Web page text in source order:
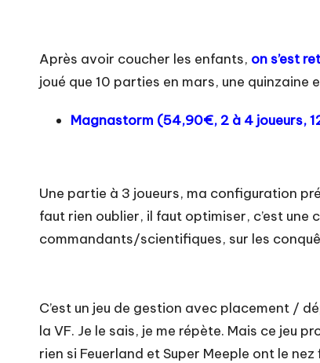
Après avoir coucher les enfants, on s’est
joué que 10 parties en mars, une quinzaine
Magnastorm (54,90€, 2 à 4 joueurs,
Une partie à 3 joueurs, ma configuration
faut rien oublier, il faut optimiser, c’est
commandants/scientifiques, sur les
C’est un jeu de gestion avec placement /
la VF. Je le sais, je me répète. Mais ce jeu
rien si Feuerland et Super Meeple ont le